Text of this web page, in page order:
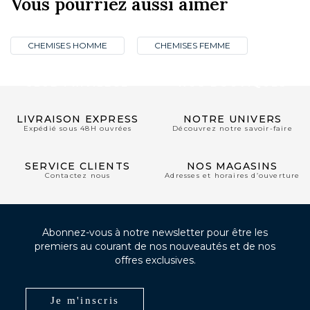
CHEMISES HOMME CHEMISES FEMME
LIVRAISON EXPRESS
Expédié sous 48H ouvrées
NOTRE UNIVERS
Découvrez notre savoir-faire
SERVICE CLIENTS
Contactez nous
NOS MAGASINS
Adresses et horaires d’ouverture
Abonnez-vous à notre newsletter pour être les
premiers au courant de nos nouveautés et de nos
offres exclusives.
Je m'inscris